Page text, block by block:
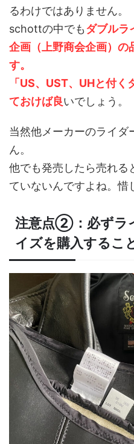
るわけではありません。
schottの中でもダブルラ
企画（上野商会企画）の
す。
「US、UST、UHと付く
ておけば良いでしょう。
当然他メーカーのライダ
ん。
他でも発売したら売れる
ていないんですよね。惜
注意点②：必ずラ
イズを購入するこ